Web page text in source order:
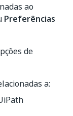
ao
Preferências
de
a: